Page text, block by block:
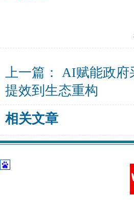
上一篇： AI赋能政府
提效到生态重构
相关文章